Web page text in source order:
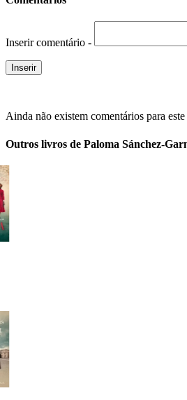
Inserir comentário -
Ainda não existem comentários para
Outros livros de Paloma Sánchez-